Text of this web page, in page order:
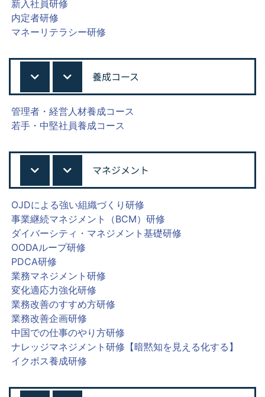
新入社員研修
内定者研修
マネーリテラシー研修
養成コース
管理者・経営人材養成コース
若手・中堅社員養成コース
マネジメント
OJDによる強い組織づくり研修
事業継続マネジメント（BCM）研修
ダイバーシティ・マネジメント基礎研修
OODAループ研修
PDCA研修
業務マネジメント研修
変化適応力強化研修
業務改善のすすめ方研修
業務改善企画研修
中国での仕事のやり方研修
ナレッジマネジメント研修【暗黙知を見える化する】
イクボス養成研修